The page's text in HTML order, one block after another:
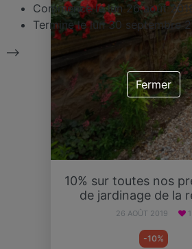
10% sur toutes nos
de jardinage de la
26 AOÛT 2019 1
-10%
Commence lelun 26 août
Termine lelun 30 septembre
-->
Fermer